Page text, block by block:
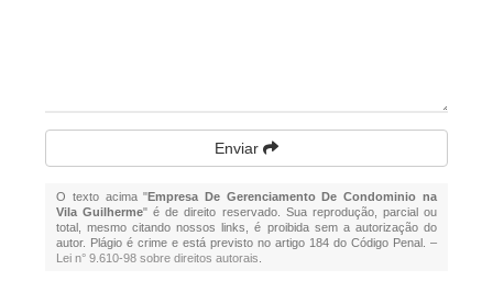
Enviar
O texto acima "Empresa De Gerenciamento De Condominio na
Vila Guilherme" é de direito reservado. Sua reprodução, parcial ou
total, mesmo citando nossos links, é proibida sem a autorização do
autor. Plágio é crime e está previsto no artigo 184 do Código Penal. –
Lei n° 9.610-98 sobre direitos autorais